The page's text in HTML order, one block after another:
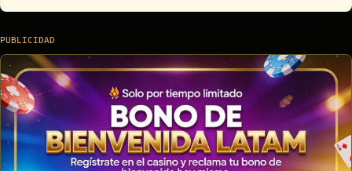
PUBLICIDAD